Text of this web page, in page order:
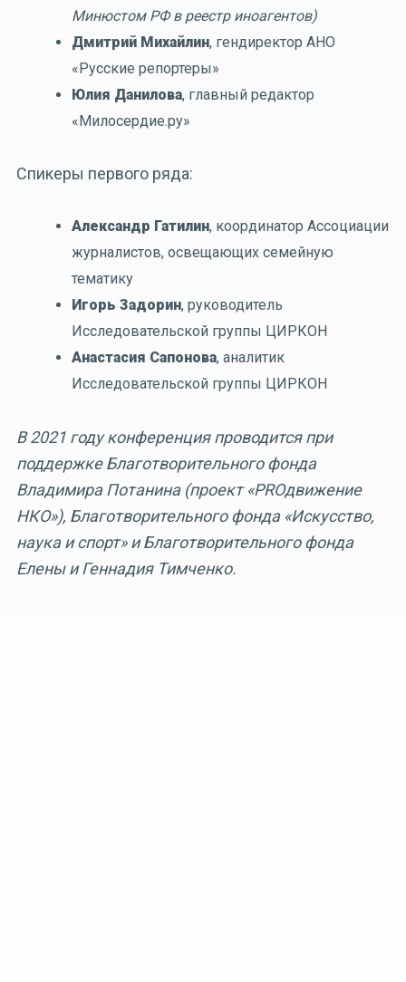
Минюстом РФ в реестр иноагентов)
Дмитрий Михайлин, гендиректор АНО
«Русские репортеры»
Юлия Данилова, главный редактор
«Милосердие.ру»
Спикеры первого ряда:
Александр Гатилин, координатор Ассоциации
журналистов, освещающих семейную
тематику
Игорь Задорин, руководитель
Исследовательской группы ЦИРКОН
Анастасия Сапонова, аналитик
Исследовательской группы ЦИРКОН
В 2021 году конференция проводится при
поддержке Благотворительного фонда
Владимира Потанина (проект «PROдвижение
НКО»), Благотворительного фонда «Искусство,
наука и спорт» и Благотворительного фонда
Елены и Геннадия Тимченко.